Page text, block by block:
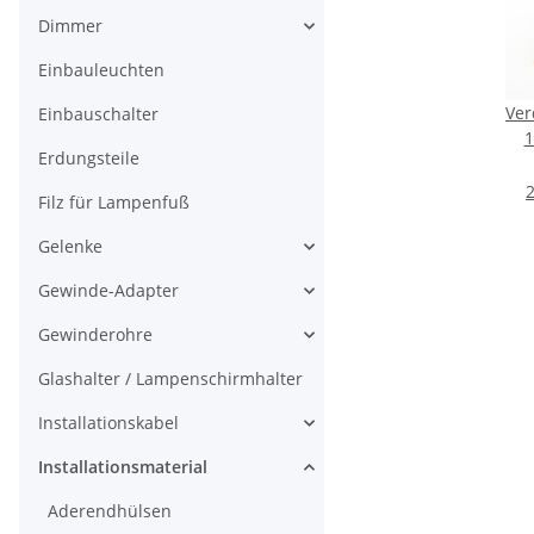
Dimmer
Einbauleuchten
Einbauschalter
Erdungsteile
Filz für Lampenfuß
Gelenke
Gewinde-Adapter
Gewinderohre
Glashalter / Lampenschirmhalter
Installationskabel
Installationsmaterial
Aderendhülsen